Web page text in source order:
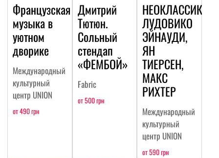
Французская
музыка в
уютном
дворике
Международный
культурный
центр UNION
от 490 грн
Дмитрий
Тютюн.
Сольный
стендап
«ФЕМБОЙ»
Fabric
от 500 грн
НЕОКЛАССИКА:
ЛУДОВИКО
ЭЙНАУДИ,
ЯН
ТИЕРСЕН,
МАКС
РИХТЕР
Международный
культурный
центр UNION
от 590 грн